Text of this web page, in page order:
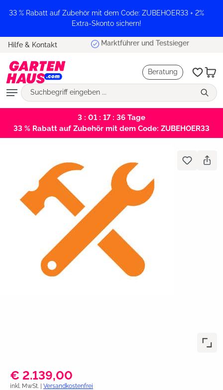
springen
33 % Rabatt auf Zubehör mit dem Code: ZUBEHOER33 + 2%
Extra-Skonto sichern!
Hilfe & Kontakt Marktführer und Testsieger
Beratung
3 : 01 : 17 : 36 Tage
33 % Rabatt auf Zubehör mit dem Code: ZUBEHOER33
€ 2.139,00
inkl. MwSt. | Versandkostenfrei